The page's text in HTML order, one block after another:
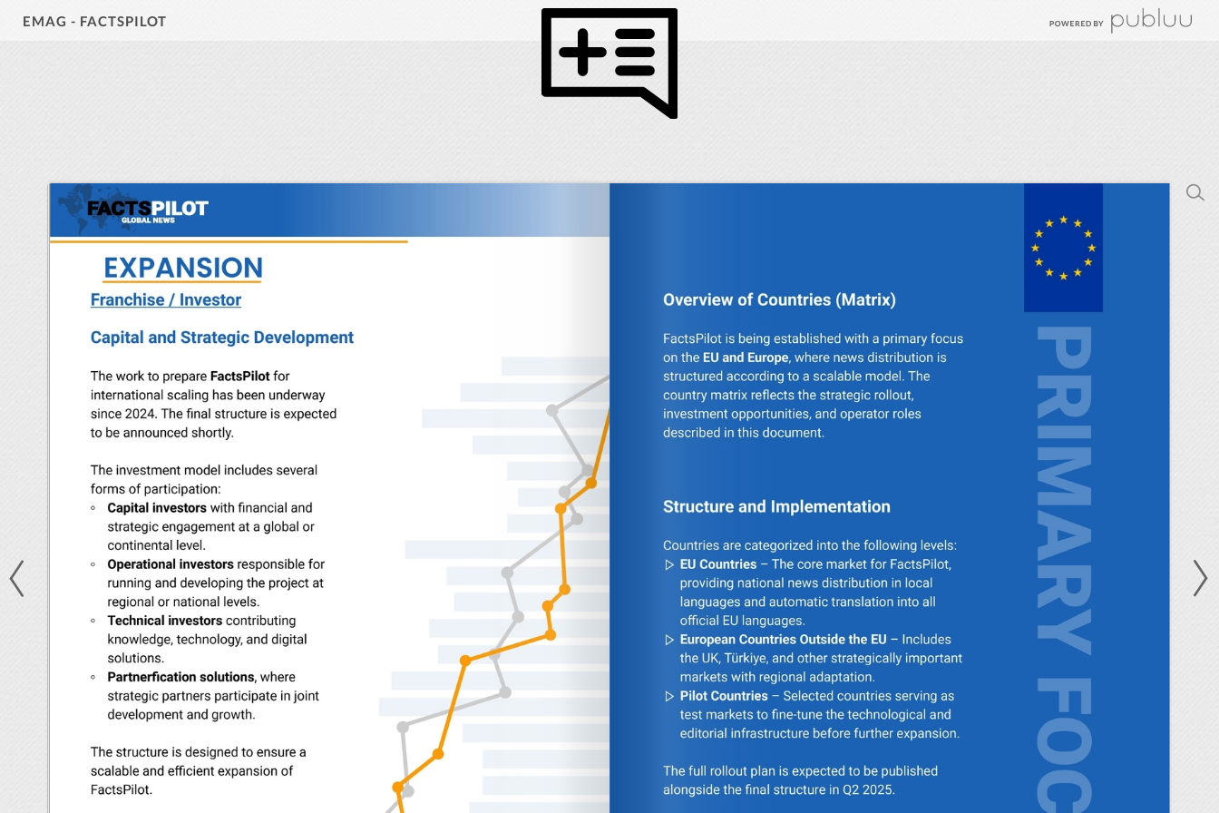
EMAG - FACTSPILOT